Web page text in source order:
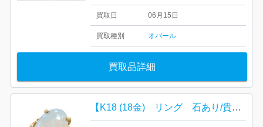
買取日 06月15日
買取種別 オパール
買取品詳細
【K18 (18金) リング 石あり/貴金属・宝石・オパール・アクセサリー・メンズ・レディース】